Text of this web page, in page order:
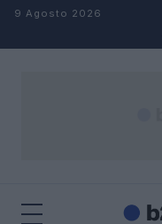
Salta al contenuto
9 Agosto 2026